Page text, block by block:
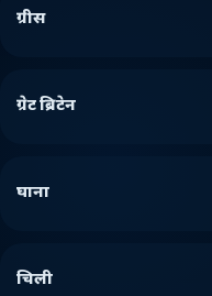
ग्रीस
ग्रेट ब्रिटेन
घाना
चिली